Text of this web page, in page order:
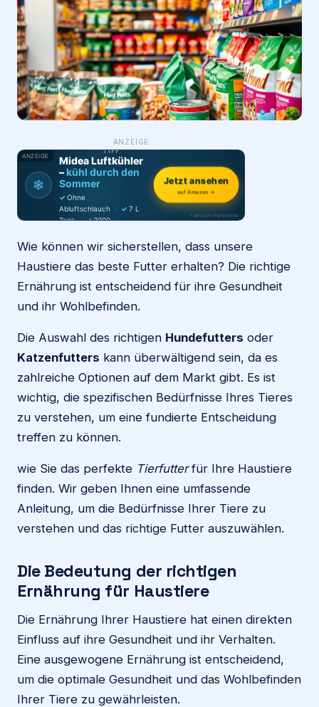
Login
Firma eintragen
ANZEIGE
ANZEIGE
❄
PRODUKT-
TIPP
Midea Luftkühler
–kühl durch den
Sommer
✓ Ohne
Abluftschlauch · ✓ 7 L
Tank · ✓2000
Jetzt ansehen
auf Amazon →
* Amazon-Partnerlink
Wie können wir sicherstellen, dass unsere
Haustiere das beste Futter erhalten? Die richtige
Ernährung ist entscheidend für ihre Gesundheit
und ihr Wohlbefinden.
Die Auswahl des richtigen Hundefutters oder
Katzenfutters kann überwältigend sein, da es
zahlreiche Optionen auf dem Markt gibt. Es ist
wichtig, die spezifischen Bedürfnisse Ihres Tieres
zu verstehen, um eine fundierte Entscheidung
treffen zu können.
wie Sie das perfekte Tierfutterfür Ihre Haustiere
finden. Wir geben Ihnen eine umfassende
Anleitung, um die Bedürfnisse Ihrer Tiere zu
verstehen und das richtige Futter auszuwählen.
Die Bedeutung der richtigen
Ernährung für Haustiere
Die Ernährung Ihrer Haustiere hat einen direkten
Einfluss auf ihre Gesundheit und ihr Verhalten.
Eine ausgewogene Ernährung ist entscheidend,
um die optimale Gesundheit und das Wohlbefinden
Ihrer Tiere zu gewährleisten.